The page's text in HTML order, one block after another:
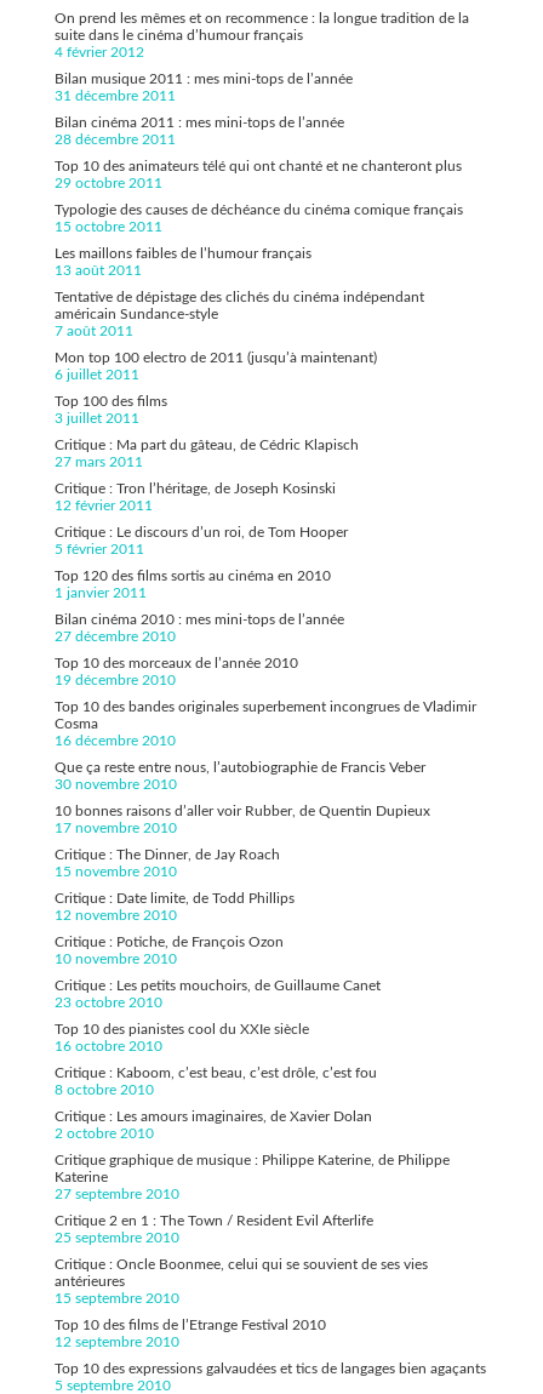
On prend les mêmes et on recommence : la longue tradition de la
suite dans le cinéma d’humour français
4 février 2012
Bilan musique 2011 : mes mini-tops de l’année
31 décembre 2011
Bilan cinéma 2011 : mes mini-tops de l’année
28 décembre 2011
Top 10 des animateurs télé qui ont chanté et ne chanteront plus
29 octobre 2011
Typologie des causes de déchéance du cinéma comique français
15 octobre 2011
Les maillons faibles de l’humour français
13 août 2011
Tentative de dépistage des clichés du cinéma indépendant
américain Sundance-style
7 août 2011
Mon top 100 electro de 2011 (jusqu’à maintenant)
6 juillet 2011
Top 100 des films
3 juillet 2011
Critique : Ma part du gâteau, de Cédric Klapisch
27 mars 2011
Critique : Tron l’héritage, de Joseph Kosinski
12 février 2011
Critique : Le discours d’un roi, de Tom Hooper
5 février 2011
Top 120 des films sortis au cinéma en 2010
1 janvier 2011
Bilan cinéma 2010 : mes mini-tops de l’année
27 décembre 2010
Top 10 des morceaux de l’année 2010
19 décembre 2010
Top 10 des bandes originales superbement incongrues de Vladimir
Cosma
16 décembre 2010
Que ça reste entre nous, l’autobiographie de Francis Veber
30 novembre 2010
10 bonnes raisons d’aller voir Rubber, de Quentin Dupieux
17 novembre 2010
Critique : The Dinner, de Jay Roach
15 novembre 2010
Critique : Date limite, de Todd Phillips
12 novembre 2010
Critique : Potiche, de François Ozon
10 novembre 2010
Critique : Les petits mouchoirs, de Guillaume Canet
23 octobre 2010
Top 10 des pianistes cool du XXIe siècle
16 octobre 2010
Critique : Kaboom, c’est beau, c’est drôle, c’est fou
8 octobre 2010
Critique : Les amours imaginaires, de Xavier Dolan
2 octobre 2010
Critique graphique de musique : Philippe Katerine, de Philippe
Katerine
27 septembre 2010
Critique 2 en 1 : The Town / Resident Evil Afterlife
25 septembre 2010
Critique : Oncle Boonmee, celui qui se souvient de ses vies
antérieures
15 septembre 2010
Top 10 des films de l’Etrange Festival 2010
12 septembre 2010
Top 10 des expressions galvaudées et tics de langages bien agaçants
5 septembre 2010